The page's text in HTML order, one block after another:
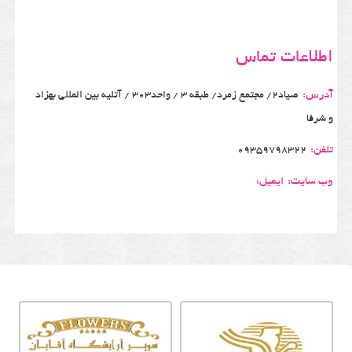
اطلاعات تماس
آدرس: صیاد2/ مجتمع زمرد/ طبقه 3 / واحد303 / آتلیه بین المللی بهزاد
و شرفا
تلفن: 09359798322
وب سایت: ایمیل: